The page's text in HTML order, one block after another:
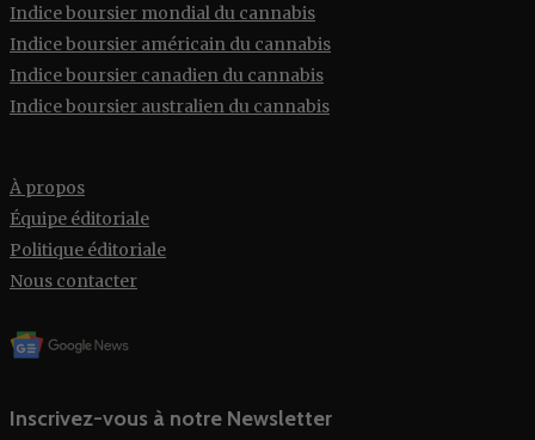
Indice boursier mondial du cannabis
Indice boursier américain du cannabis
Indice boursier canadien du cannabis
Indice boursier australien du cannabis
À propos
Équipe éditoriale
Politique éditoriale
Nous contacter
Inscrivez-vous à notre Newsletter